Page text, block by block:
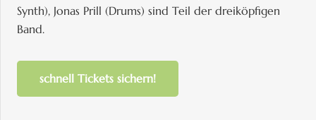
Synth), Jonas Prill (Drums) sind Teil der dreiköpfigen
Band.
schnell Tickets sichern!